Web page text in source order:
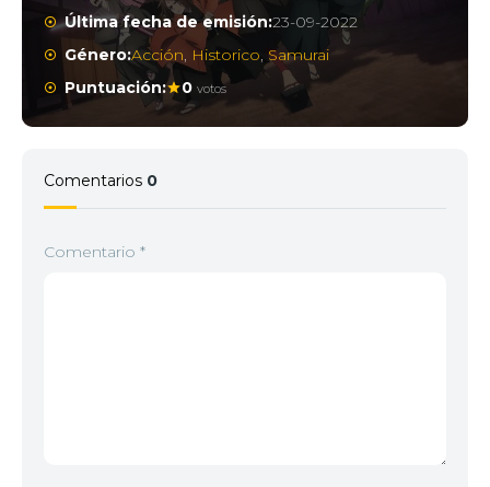
Última fecha de emisión:23-09-2022
Género:Acción, Historico, Samurai
Puntuación:
0 votos
Comentarios 0
Comentario *